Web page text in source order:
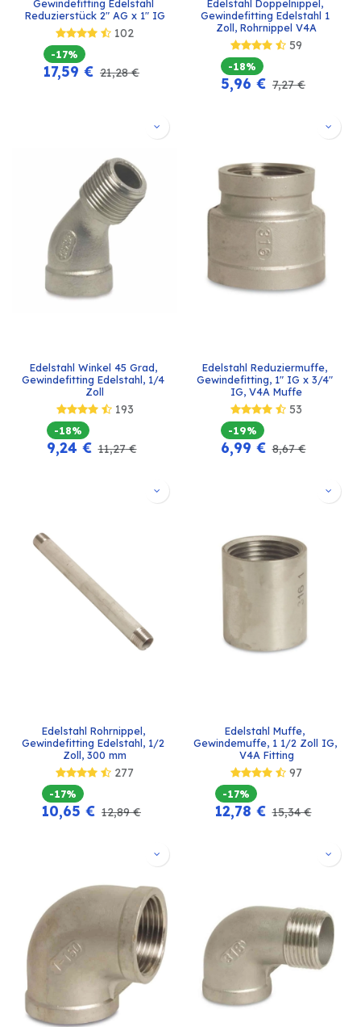
Gewindefitting Edelstahl
Reduzierstück 2" AG x 1" IG
102
-17%
17,59 € 21,28€
Edelstahl Doppelnippel,
Gewindefitting Edelstahl 1
Zoll, Rohrnippel V4A
59
-18%
5,96 € 7,27€
Edelstahl Winkel 45 Grad,
Gewindefitting Edelstahl, 1/4
Zoll
193
-18%
9,24 € 11,27€
Edelstahl Reduziermuffe,
Gewindefitting, 1" IG x 3/4"
IG, V4A Muffe
53
-19%
6,99 € 8,67€
Edelstahl Rohrnippel,
Gewindefitting Edelstahl, 1/2
Zoll, 300 mm
277
-17%
10,65 € 12,89€
Edelstahl Muffe,
Gewindemuffe, 1 1/2 Zoll IG,
V4A Fitting
97
-17%
12,78 € 15,34€